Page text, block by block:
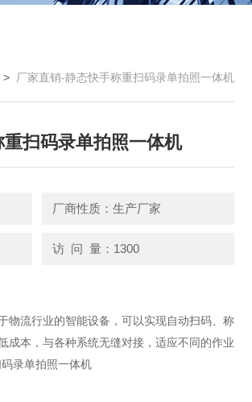
> 厂家直销-静态快手称重扫码录单拍照一体机
扫码录单拍照一体机
厂商性质：生产厂家
访 问 量：1300
物流行业的智能设备，可以实现自动扫码、称
成本，与各种系统无缝对接，适应不同的作业
录单拍照一体机